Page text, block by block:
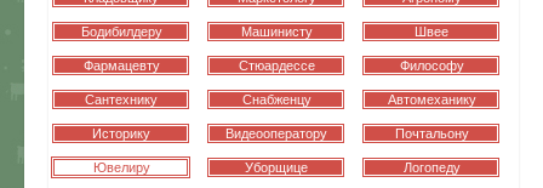
Бодибилдеру Машинисту Швее
Фармацевту Стюардессе Философу
Сантехнику Снабженцу Автомеханику
Историку Видеооператору Почтальону
Ювелиру Уборщице Логопеду